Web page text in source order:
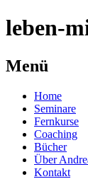
leben-
Menü
Springe
zum
Inhalt
Home
Seminare
Fernkurse
Coaching
Bücher
Über
Kontakt